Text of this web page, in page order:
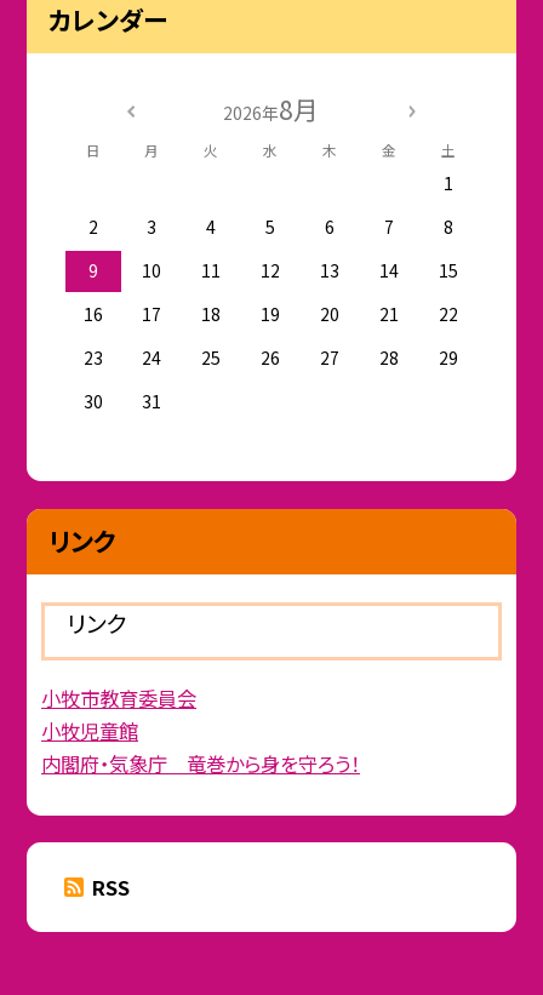
カレンダー
2026年8月
日 月 火 水 木 金 土
1
2
3 4 5 6 7
8
9
10 11 12 13 14
15
16
17 18 19 20 21
22
23
24 25 26 27 28
29
30
31
リンク
リンク
小牧市教育委員会
小牧児童館
内閣府・気象庁 竜巻から身を守ろう！
RSS